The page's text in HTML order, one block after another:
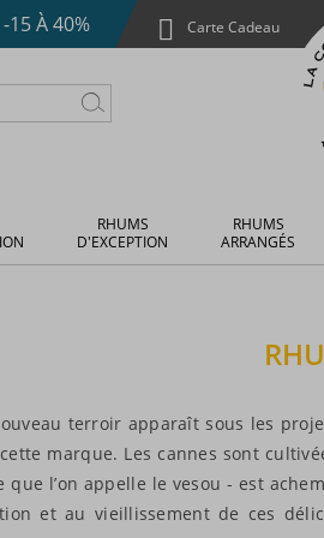
15 À 40% Carte Cadeau
RHUMS
D'EXCEPTION
RHUMS
ARRANGÉS
terroir apparaît sous les
marque. Les cannes sont
l’on appelle le vesou - est
et au vieillissement de ces